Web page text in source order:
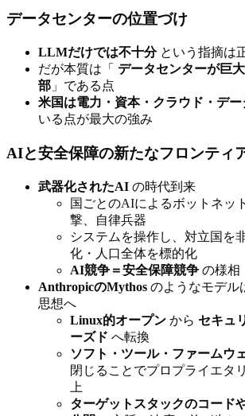
データセンターの位置づけ
LLMだけでは不十分という指摘は
だが本質は「 データセンターが巨
部 」である点
米国は電力・資本・クラウド・デー
いる点が最大の強み
AIと安全保障の新たなフロンティ
武器化されたAI の時代到来
国ごとのAIによるボットネッ
撃、自律兵器
システムを操作し、対立国を
化・人口全体を標的化
AI競争＝安全保障競争 の様相
AnthropicのMythos のようなモデル
思想へ
Linux的オープン から セキュ
ーズド へ転換
ソフト・ツール・ファームウ
閉じることでプロプライエタ
上
ターゲットスタックのコード